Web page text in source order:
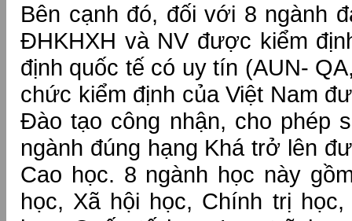
Bên cạnh đó, đối với 8 ngành
ĐHKHXH và NV được kiểm
định quốc tế có uy tín (AUN-
chức kiểm định của Việt Nam
Đào tạo công nhận, cho phép
ngành đúng hạng Khá trở lên
Cao học. 8 ngành học này
học, Xã hội học, Chính trị